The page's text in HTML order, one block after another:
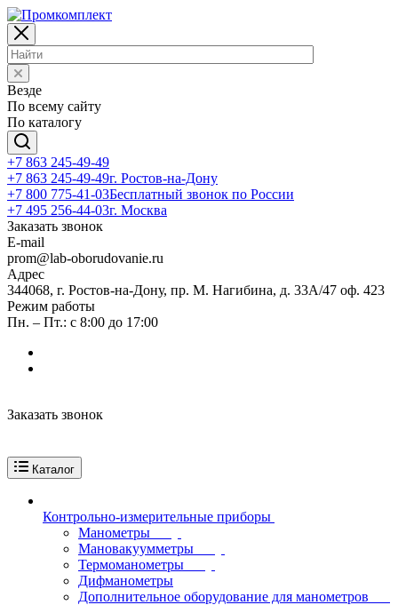
Везде
По всему сайту
По каталогу
+7 863 245-49-49
+7 863 245-49-49г. Ростов-на-Дону
+7 800 775-41-03Бесплатный звонок по России
+7 495 256-44-03г. Москва
Заказать звонок
E-mail
prom@lab-oborudovanie.ru
Адрес
344068, г. Ростов-на-Дону, пр. М. Нагибина, д. 33А/47 оф. 423
Режим работы
Пн. – Пт.: с 8:00 до 17:00
Заказать звонок
Каталог
Контрольно-измерительные приборы
Манометры
Мановакуумметры
Термоманометры
Дифманометры
Дополнительное оборудование для манометров